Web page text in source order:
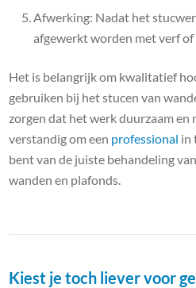
Afwerking: Nadat het
afgewerkt worden met verf of
Het is belangrijk om kwalitatief
gebruiken bij het stucen van
zorgen dat het werk duurzaam
verstandig om een professional in
bent van de juiste behandeling
wanden en plafonds.
Kiest je toch liever voor